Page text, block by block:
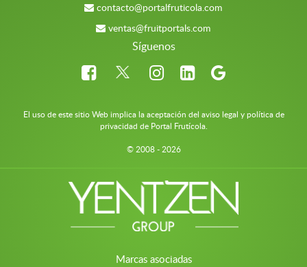
contacto@portalfruticola.com
ventas@fruitportals.com
Síguenos
El uso de este sitio Web implica la aceptación del aviso legal y política de
privacidad de Portal Frutícola.
© 2008 - 2026
Marcas asociadas